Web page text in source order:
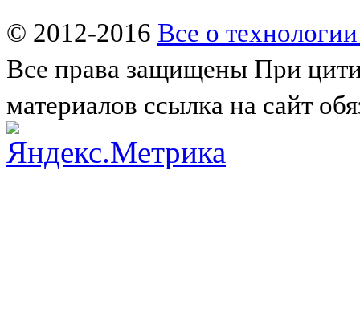
© 2012-2016 Все о
Все права защищены При
материалов ссылка на сайт